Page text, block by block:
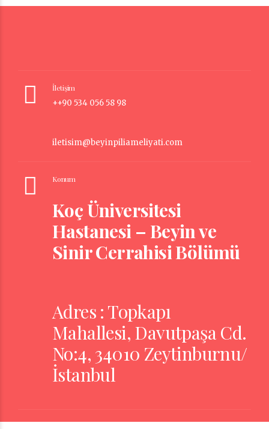
İletişim
++90 534 056 58 98
iletisim@beyinpiliameliyati.com
Konum
Koç Üniversitesi
Hastanesi – Beyin ve
Sinir Cerrahisi Bölümü
Adres : Topkapı
Mahallesi, Davutpaşa Cd.
No:4, 34010 Zeytinburnu/
İstanbul